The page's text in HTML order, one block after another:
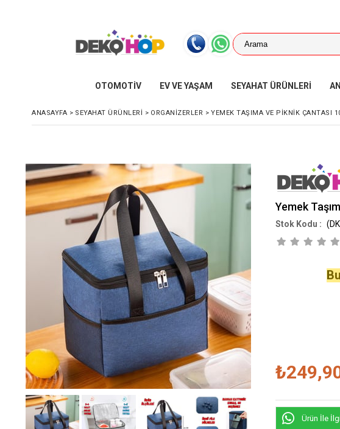
OTOMOTİV EV VE YAŞAM SEYAHAT ÜRÜNLERİ
ANASAYFA > SEYAHAT ÜRÜNLERİ > ORGANİZERLER > YEMEK TAŞIMA VE PIKNIK ÇANTASI
Yemek
Ürün İle